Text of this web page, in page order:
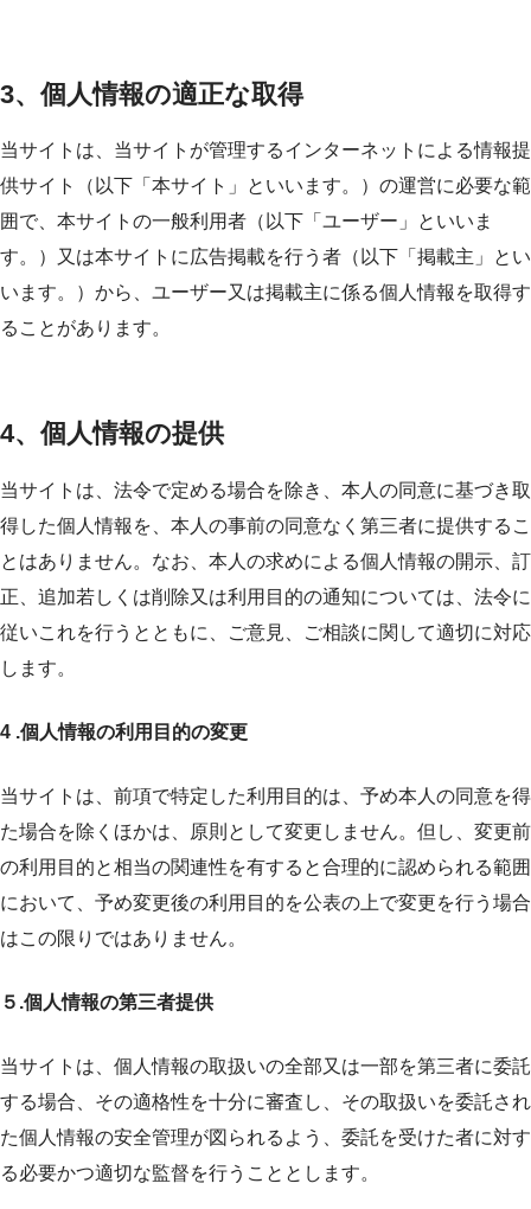
3、個人情報の適正な取得
当サイトは、当サイトが管理するインターネットによる情報提
供サイト（以下「本サイト」といいます。）の運営に必要な範
囲で、本サイトの一般利用者（以下「ユーザー」といいま
す。）又は本サイトに広告掲載を行う者（以下「掲載主」とい
います。）から、ユーザー又は掲載主に係る個人情報を取得す
ることがあります。
4、個人情報の提供
当サイトは、法令で定める場合を除き、本人の同意に基づき取
得した個人情報を、本人の事前の同意なく第三者に提供するこ
とはありません。なお、本人の求めによる個人情報の開示、訂
正、追加若しくは削除又は利用目的の通知については、法令に
従いこれを行うとともに、ご意見、ご相談に関して適切に対応
します。
4 .個人情報の利用目的の変更
当サイトは、前項で特定した利用目的は、予め本人の同意を得
た場合を除くほかは、原則として変更しません。但し、変更前
の利用目的と相当の関連性を有すると合理的に認められる範囲
において、予め変更後の利用目的を公表の上で変更を行う場合
はこの限りではありません。
５.個人情報の第三者提供
当サイトは、個人情報の取扱いの全部又は一部を第三者に委託
する場合、その適格性を十分に審査し、その取扱いを委託され
た個人情報の安全管理が図られるよう、委託を受けた者に対す
る必要かつ適切な監督を行うこととします。